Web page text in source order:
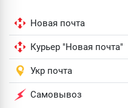
Новая почта
Курьер "Новая почта"
Укр почта
Самовывоз